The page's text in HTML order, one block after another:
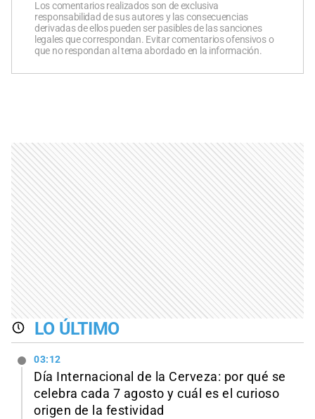
Los comentarios realizados son de exclusiva
responsabilidad de sus autores y las consecuencias
derivadas de ellos pueden ser pasibles de las sanciones
legales que correspondan. Evitar comentarios ofensivos o
que no respondan al tema abordado en la información.
LO ÚLTIMO
03:12
Día Internacional de la Cerveza: por qué se
celebra cada 7 agosto y cuál es el curioso
origen de la festividad